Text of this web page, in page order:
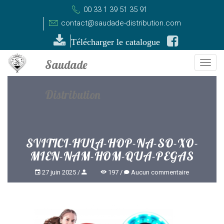
00 33 1 39 51 35 91
contact@saudade-distribution.com
Télécharger le catalogue
SVITICI-HULA-HOP-NA-SO-XO-
MIEN-NAM-HOM-QUA-PEGAS
27 juin 2025 197 Aucun commentaire